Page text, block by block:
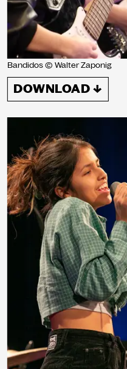
Bandidos © Walter Zaponig
DOWNLOAD ↓